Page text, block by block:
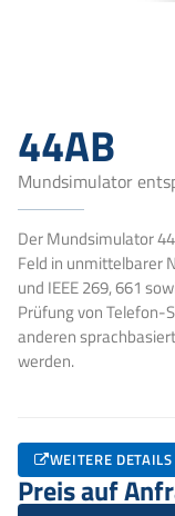
44AB
Mundsimulator
Der Mundsimulator
Feld in unmittelbarer
und IEEE 269, 661
Prüfung von Telefon-
anderen
werden.
WEITERE
Preis auf